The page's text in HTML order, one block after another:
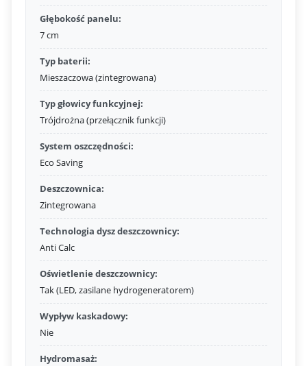
Głębokość panelu:
7 cm
Typ baterii:
Mieszaczowa (zintegrowana)
Typ głowicy funkcyjnej:
Trójdrożna (przełącznik funkcji)
System oszczędności:
Eco Saving
Deszczownica:
Zintegrowana
Technologia dysz deszczownicy:
Anti Calc
Oświetlenie deszczownicy:
Tak (LED, zasilane hydrogeneratorem)
Wypływ kaskadowy:
Nie
Hydromasaż: